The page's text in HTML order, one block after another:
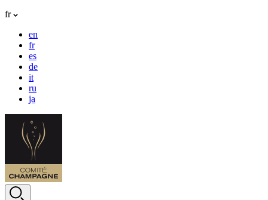
fr
en
fr
es
de
it
ru
ja